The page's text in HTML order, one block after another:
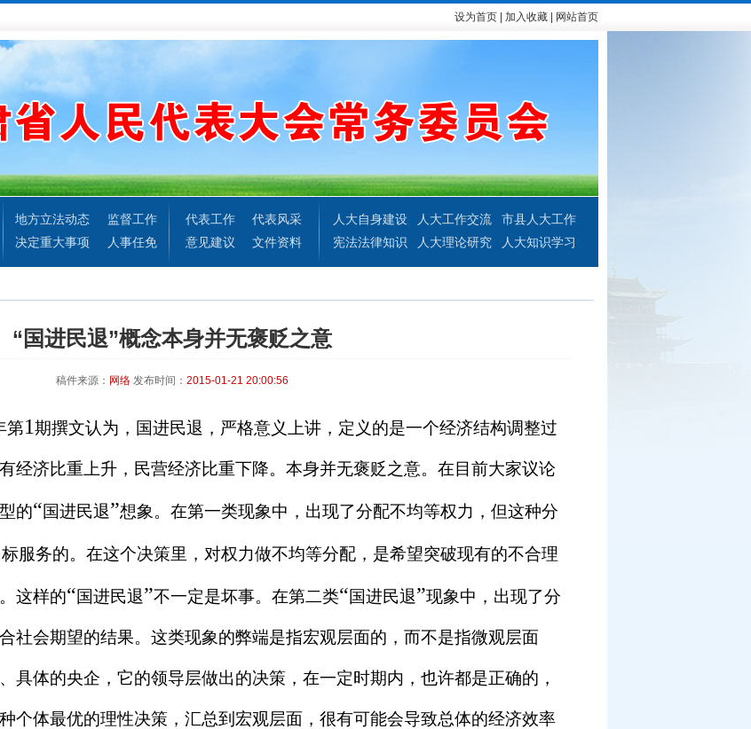
设为首页 加入收藏 网站首页
地方立法动态
监督工作
决定重大事项
人事任免
代表工作
代表风采
意见建议
文件资料
人大自身建设 人大工作交流
市县人大工作
宪法法律知识
人大理论研究 人大知识学习
“国进民退”概念本身并无褒贬之意
稿件来源： 网络 发布时间： 2015-01-21 20:00:56
第1期撰文认为，国进民退，严格意义上讲，定义的是一个经济结构调整过
经济比重上升，民营经济比重下降。本身并无褒贬之意。在目前大家议论
的“国进民退”想象。在第一类现象中，出现了分配不均等权力，但这种分
服务的。在这个决策里，对权力做不均等分配，是希望突破现有的不合理
这样的“国进民退”不一定是坏事。在第二类“国进民退”现象中，出现了分
社会期望的结果。这类现象的弊端是指宏观层面的，而不是指微观层面
具体的央企，它的领导层做出的决策，在一定时期内，也许都是正确的，
个体最优的理性决策，汇总到宏观层面，很有可能会导致总体的经济效率